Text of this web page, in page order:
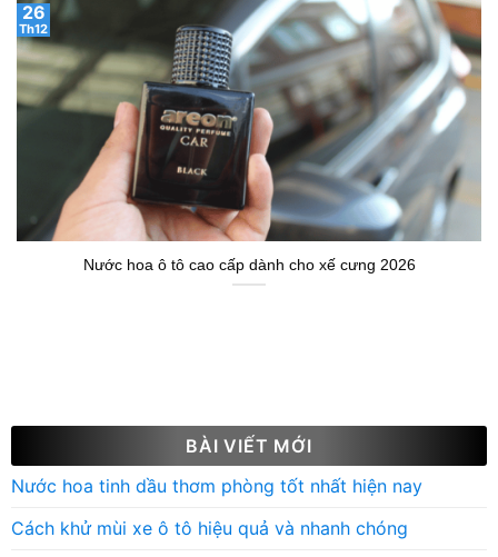
Nước hoa ô tô cao cấp dành cho xế cưng 2026
26
Th12
BÀI VIẾT MỚI
Nước hoa tinh dầu thơm phòng tốt nhất hiện nay
Cách khử mùi xe ô tô hiệu quả và nhanh chóng